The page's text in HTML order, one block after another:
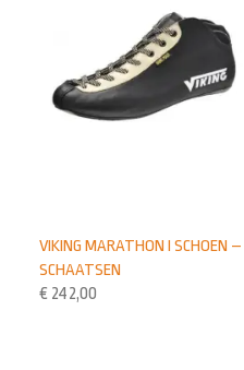
VIKING MARATHON I SCHOEN –
SCHAATSEN
€ 242,00